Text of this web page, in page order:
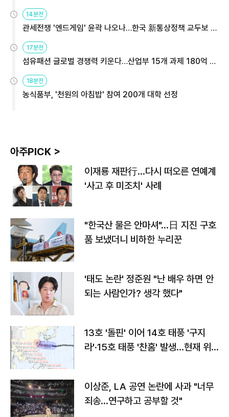
14분전
관세전쟁 '엔드게임' 윤곽 나오나…한국 新통상정책 교두보 활
용해야
17분전
섬유패션 글로벌 경쟁력 키운다…산업부 15개 과제 180억 지
원
18분전
농식품부, '천원의 아침밥' 참여 200개 대학 선정
아주PICK >
이재룡 재판行…다시 떠오른 연예계
'사고 후 미조치' 사례
"한국산 물은 안마셔"…日 지진 구호
품 보냈더니 비하한 누리꾼
'태도 논란' 정준원 "난 배우 하면 안
되는 사람인가? 생각 했다"
13호 '돌핀' 이어 14호 태풍 '구지
라'·15호 태풍 '찬홈' 발생…현재 위
이상준, LA 공연 논란에 사과 "너무
죄송…연구하고 공부할 것"